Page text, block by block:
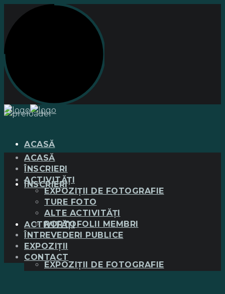
ACASĂ
ÎNSCRIERI
ACTIVITĂȚI
EXPOZIȚII DE FOTOGRAFIE
ACASĂ
ÎNSCRIERI
ACTIVITĂȚI
EXPOZIȚII DE FOTOGRAFIE
TURE FOTO
ALTE ACTIVITĂȚI
PORTOFOLII MEMBRI
ÎNTREVEDERI PUBLICE
EXPOZIȚII
CONTACT